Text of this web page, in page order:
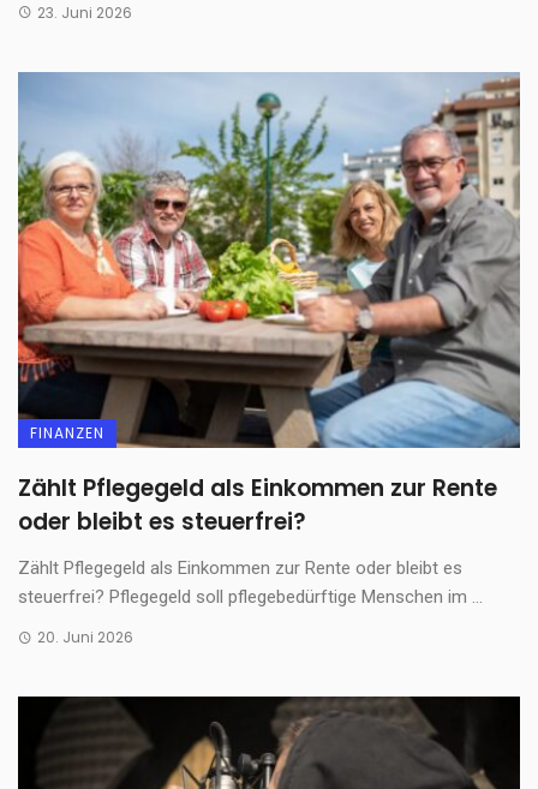
23. Juni 2026
FINANZEN
Zählt Pflegegeld als Einkommen zur Rente
oder bleibt es steuerfrei?
Zählt Pflegegeld als Einkommen zur Rente oder bleibt es
steuerfrei? Pflegegeld soll pflegebedürftige Menschen im ...
20. Juni 2026